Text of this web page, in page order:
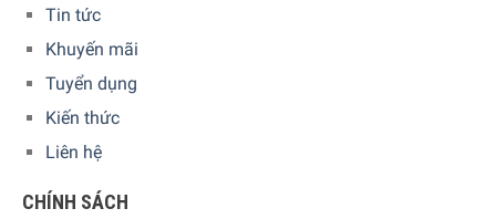
Tin tức
Khuyến mãi
Tuyển dụng
Kiến thức
Liên hệ
CHÍNH SÁCH